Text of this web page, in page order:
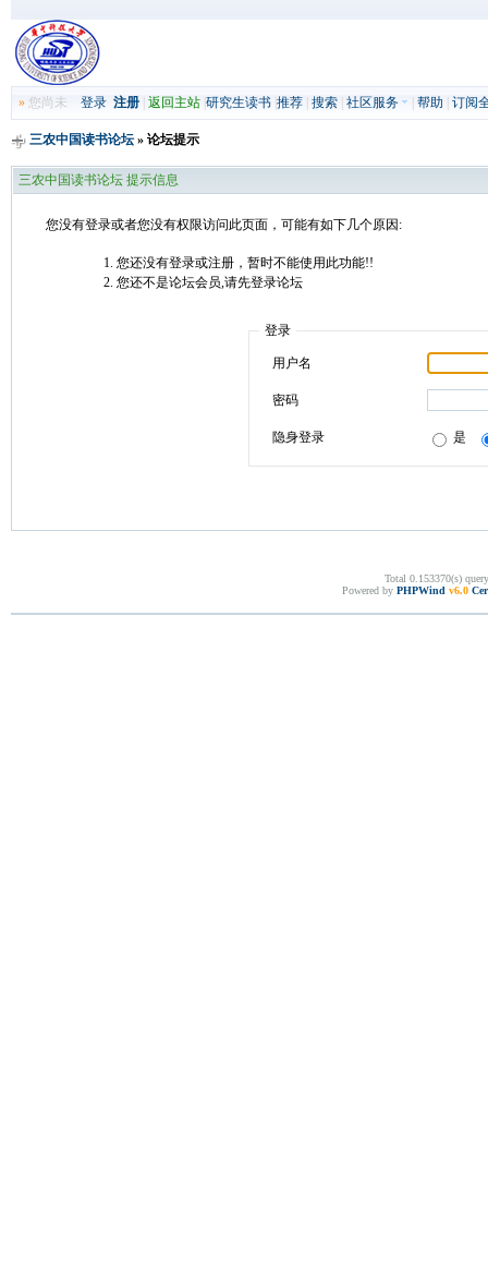
»您尚未 登录 注册| 返回主站| 研究生读书| 推荐| 搜索| 社区服务 帮助 订阅
三农中国读书论坛» 论坛提示
三农中国读书论坛 提示信息
您没有登录或者您没有权限访问此页面，可能有如下几个原因:
您还没有登录或注册，暂时不能使用此功能!!
您还不是论坛会员,请先登录论坛
登录
用户名
密码
隐身登录 是
Total 0.153370(s)
Powered by PHPWind v6.0